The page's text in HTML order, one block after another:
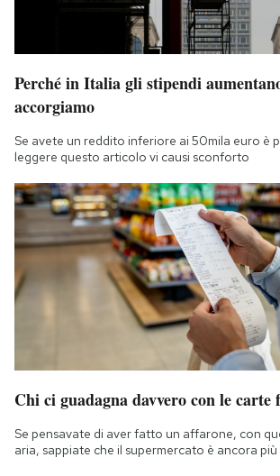
Perché in Italia gli stipendi
accorgiamo
Se avete un reddito inferiore ai 50mila euro è
leggere questo articolo vi causi sconforto
Chi ci guadagna davvero con le carte
Se pensavate di aver fatto un affarone, con
aria, sappiate che il supermercato è ancora